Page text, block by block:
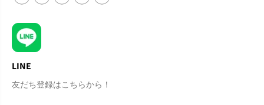
LINE
友だち登録はこちらから！